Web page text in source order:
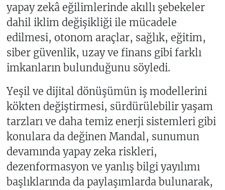
yapay zekâ eğilimlerinde akıllı şebekeler
dahil iklim değişikliği ile mücadele
edilmesi, otonom araçlar, sağlık, eğitim,
siber güvenlik, uzay ve finans gibi farklı
imkanların bulunduğunu söyledi.
Yeşil ve dijital dönüşümün iş modellerini
kökten değiştirmesi, sürdürülebilir yaşam
tarzları ve daha temiz enerji sistemleri gibi
konulara da değinen Mandal, sunumun
devamında yapay zeka riskleri,
dezenformasyon ve yanlış bilgi yayılımı
başlıklarında da paylaşımlarda bulunarak,